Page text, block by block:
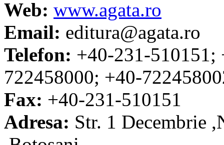
Web: www.agata.ro
Email: editura@agata.ro
Telefon: +40-231-510151;
722458000; +40-
Fax: +40-231-510151
Adresa: Str. 1 Decembrie